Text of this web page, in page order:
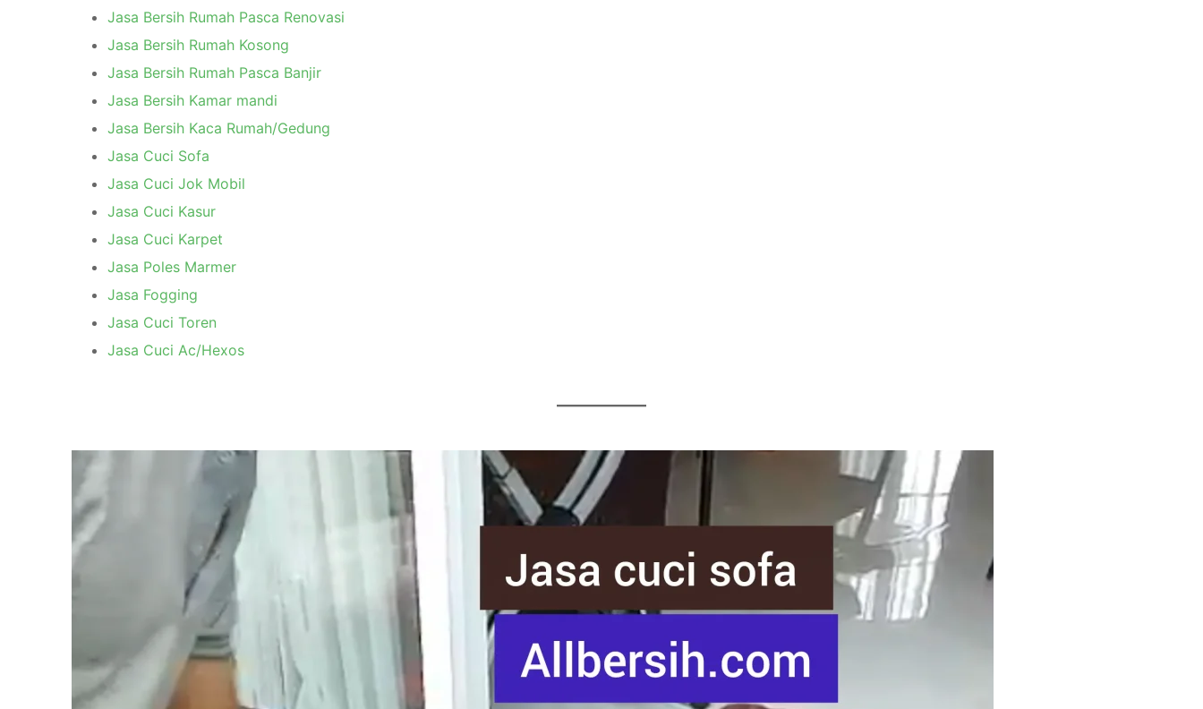
Jasa Bersih Rumah Pasca Renovasi
Jasa Bersih Rumah Kosong
Jasa Bersih Rumah Pasca Banjir
Jasa Bersih Kamar mandi
Jasa Bersih Kaca Rumah/Gedung
Jasa Cuci Sofa
Jasa Cuci Jok Mobil
Jasa Cuci Kasur
Jasa Cuci Karpet
Jasa Poles Marmer
Jasa Fogging
Jasa Cuci Toren
Jasa Cuci Ac/Hexos